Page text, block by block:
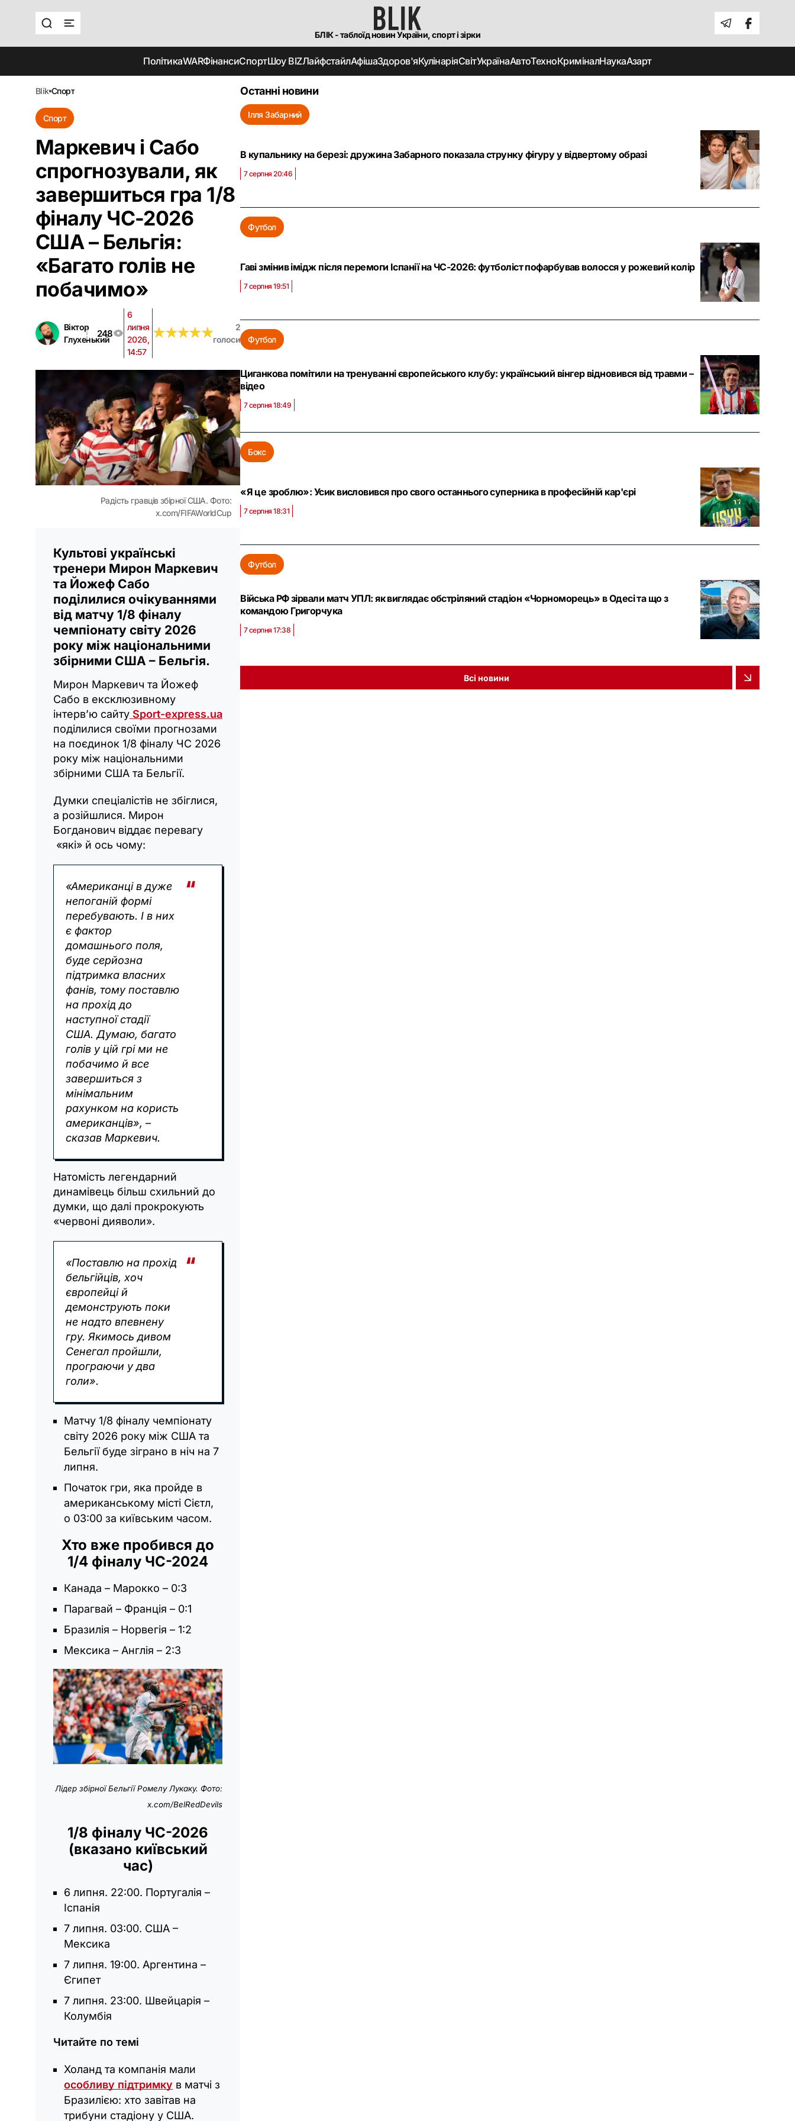
БЛІК - таблоїд новин України, спорт і зірки
ПолітикаWARФінансиСпортШоу BIZЛайфстайлАфішаЗдоров'яКулінаріяСвітУкраїнаАвтоТехноКриміналНаукаАзарт
blik спорт
Спорт
Маркевич і Сабо
спрогнозували, як
завершиться гра 1/8
фіналу ЧС-2026
США – Бельгія:
«Багато голів не
побачимо»
Віктор
Глухенький
248
6
липня
2026,
14:57
★★★★★
★★★★★
2
голоси
Радість гравців збірної США. Фото:
x.com/FIFAWorldCup
Культові українські
тренери Мирон Маркевич
та Йожеф Сабо
поділилися очікуваннями
від матчу 1/8 фіналу
чемпіонату світу 2026
року між національними
збірними США – Бельгія.
Мирон Маркевич та Йожеф
Сабо в ексклюзивному
інтерв’ю сайту Sport-express.ua
поділилися своїми прогнозами
на поєдинок 1/8 фіналу ЧС 2026
року між національними
збірними США та Бельгії.
Думки спеціалістів не збіглися,
а розійшлися. Мирон
Богданович віддає перевагу
«які» й ось чому:
«Американці в дуже
непоганій формі
перебувають. І в них
є фактор
домашнього поля,
буде серйозна
підтримка власних
фанів, тому поставлю
на прохід до
наступної стадії
США. Думаю, багато
голів у цій грі ми не
побачимо й все
завершиться з
мінімальним
рахунком на користь
американців», –
сказав Маркевич.
Натомість легендарний
динамівець більш схильний до
думки, що далі прокрокують
«червоні дияволи».
«Поставлю на прохід
бельгійців, хоч
європейці й
демонструють поки
не надто впевнену
гру. Якимось дивом
Сенегал пройшли,
програючи у два
голи».
Матчу 1/8 фіналу чемпіонату
світу 2026 року між США та
Бельгії буде зіграно в ніч на 7
липня.
Початок гри, яка пройде в
американському місті Сієтл,
о 03:00 за київським часом.
Хто вже пробився до
1/4 фіналу ЧС-2024
Канада – Марокко – 0:3
Парагвай – Франція – 0:1
Бразилія – Норвегія – 1:2
Мексика – Англія – 2:3
Лідер збірної Бельгії Ромелу Лукаку. Фото:
x.com/BelRedDevils
1/8 фіналу ЧС-2026
(вказано київський
час)
6 липня. 22:00. Португалія –
Іспанія
7 липня. 03:00. США –
Мексика
7 липня. 19:00. Аргентина –
Єгипет
7 липня. 23:00. Швейцарія –
Колумбія
Читайте по темі
Холанд та компанія мали
особливу підтримку в матчі з
Бразилією: хто завітав на
трибуни стадіону у США.
Останні новини
Ілля Забарний
В купальнику на березі: дружина Забарного показала струнку фігуру у відвертому образі
7 серпня 20:46
Футбол
Гаві змінив імідж після перемоги Іспанії на ЧС-2026: футболіст пофарбував волосся у рожевий колір
7 серпня 19:51
Футбол
Циганкова помітили на тренуванні європейського клубу: український вінгер відновився від травми –
відео
7 серпня 18:49
Бокс
«Я це зроблю»: Усик висловився про свого останнього суперника в професійній кар'єрі
7 серпня 18:31
Футбол
Війська РФ зірвали матч УПЛ: як виглядає обстріляний стадіон «Чорноморець» в Одесі та що з
командою Григорчука
7 серпня 17:38
Всі новини